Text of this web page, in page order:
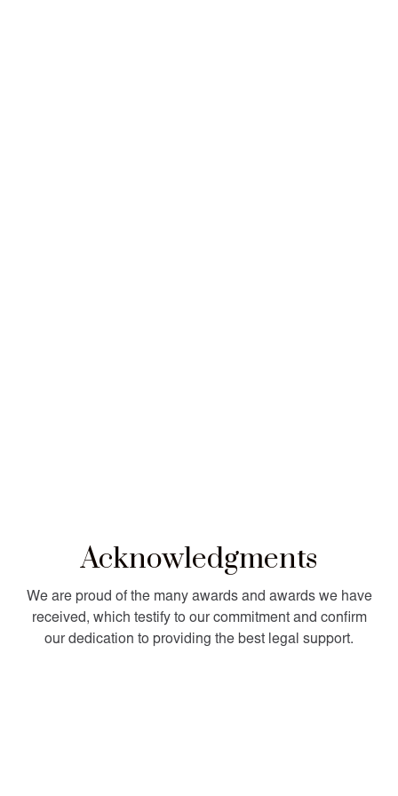
Acknowledgments
We are proud of the many awards and awards we have
received, which testify to our commitment and confirm
our dedication to providing the best legal support.